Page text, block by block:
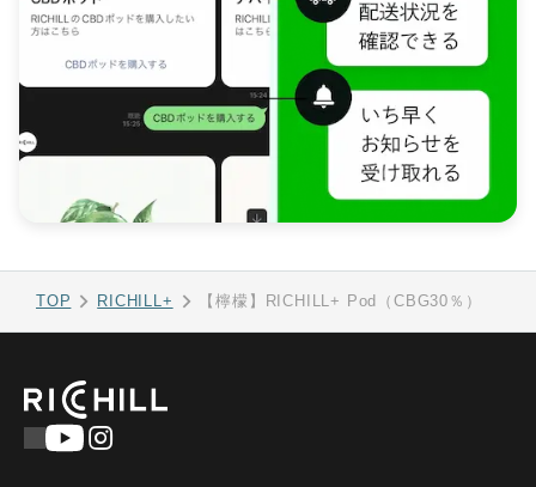
TOP RICHILL+ 【檸檬】RICHILL+ Pod（CBG30％）